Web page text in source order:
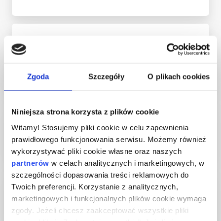
Zgoda Szczegóły O plikach cookies
Niniejsza strona korzysta z plików cookie
Witamy! Stosujemy pliki cookie w celu zapewnienia
prawidłowego funkcjonowania serwisu. Możemy również
wykorzystywać pliki cookie własne oraz naszych
partnerów w celach analitycznych i marketingowych, w
szczególności dopasowania treści reklamowych do
Twoich preferencji. Korzystanie z analitycznych,
marketingowych i funkcjonalnych plików cookie wymaga
zgody. Jeżeli chcesz zaakceptować wszystkie pliki
Skorzystasz z atrakcyjnej cenowo oferty 500 wysoko jakościowych
produktów marki własnej, stanowiących około6% wartości
DOPASOWANA
OFERTA
autorskie narzędzia Lewiatana
ATRAKCYJNE
CENY
Zaoferujesz atrakcyjne ceny sprzedaży, dzięki korzystnym warunkom
zakupowym
REKLAMA
W MEDIACH
Zwiększysz rozpoznawalność swojego biznesu, dzięki